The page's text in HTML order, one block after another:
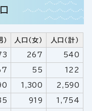
人口（女） 人口（計）
267 540
55 122
1,300 2,590
919 1,754